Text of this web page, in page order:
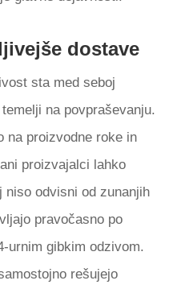
dostave
sta med seboj
na povpraševanju.
na proizvodne roke in
proizvajalci lahko
niso odvisni od zunanjih
pravočasno po
urnim gibkim odzivom.
rešujejo